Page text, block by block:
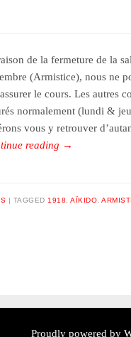
de la fermeture de la
(Armistice), nous ne
le cours. Les autres
normalement (lundi &
vous y retrouver
reading →
TAGGED1918,AÏKIDO,
Proudly powered by